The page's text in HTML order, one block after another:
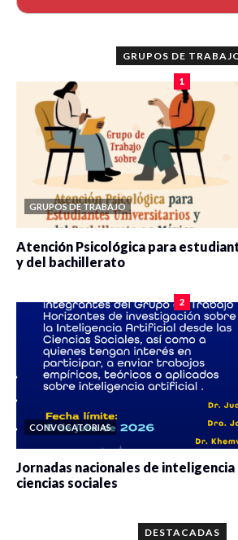
GRUPOS DE
1
GRUPOS DE TRABAJO
Atención Psicológica para
y del bachillerato
2
CONVOCATORIAS
Jornadas nacionales de
ciencias sociales
DESTACADAS